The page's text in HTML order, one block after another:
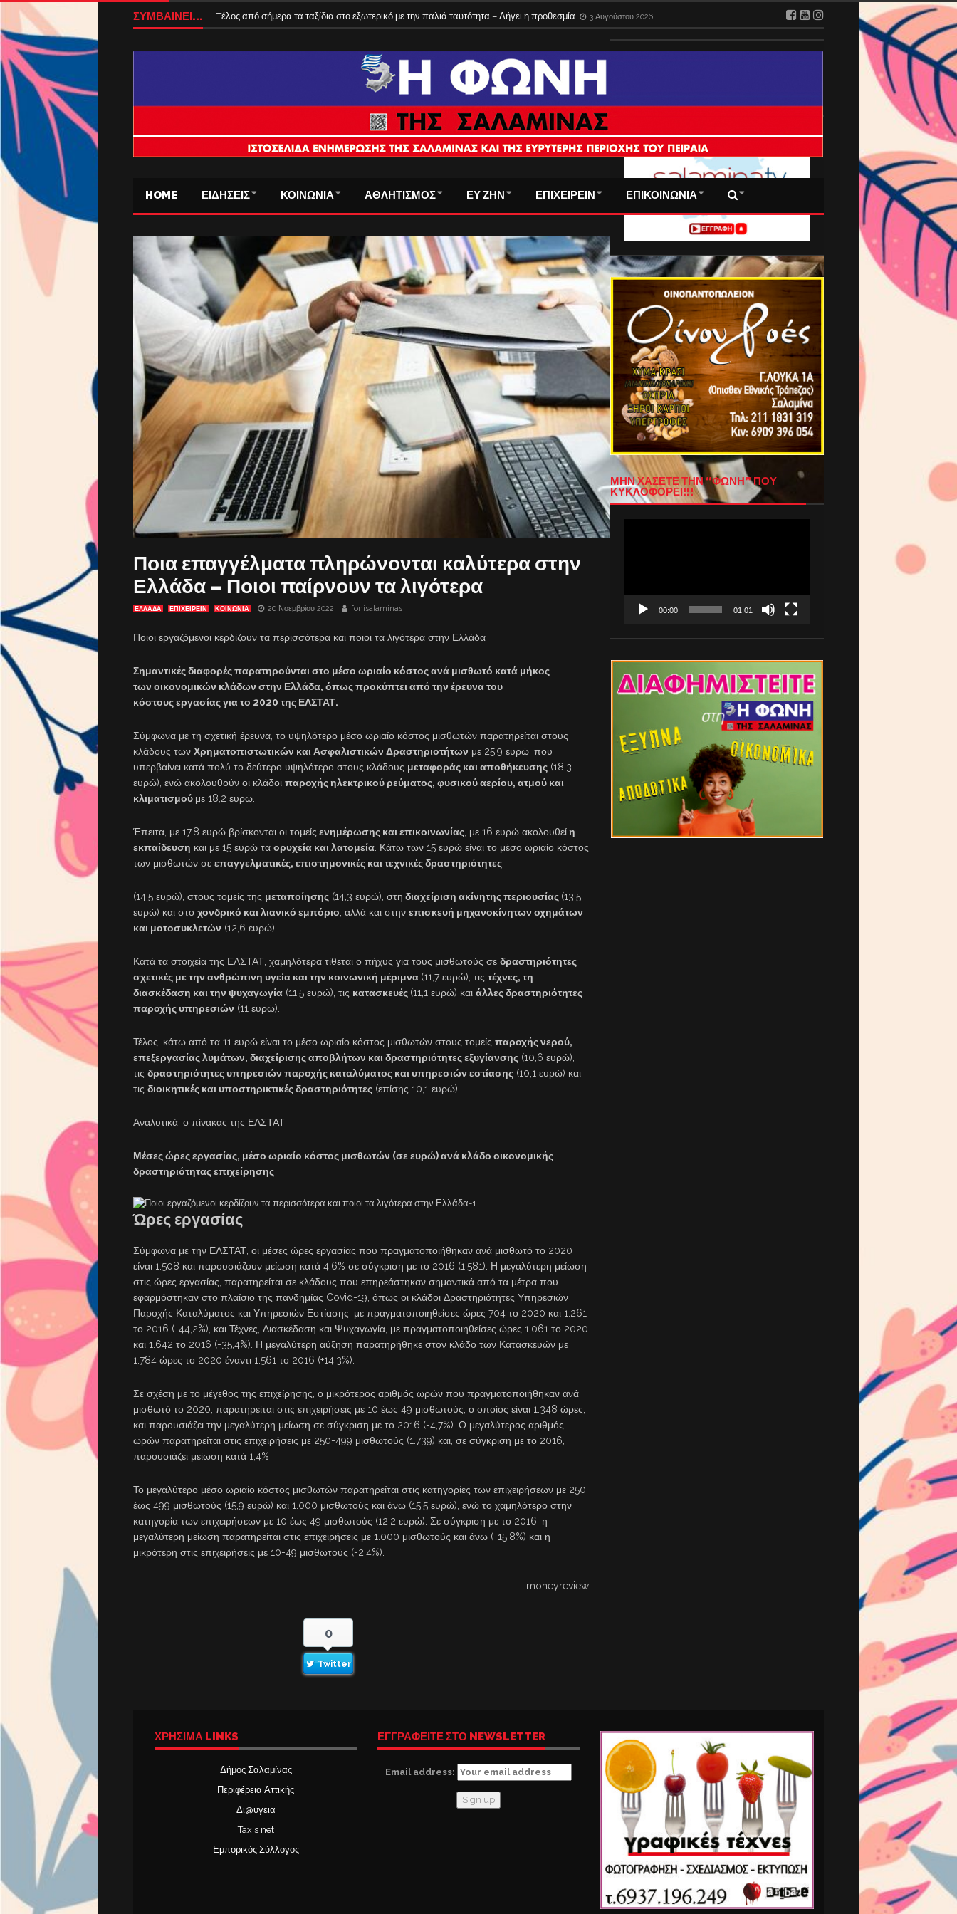
ΣΥΜΒΑΙΝΕΙ... Tέλος από σήμερα τα ταξίδια στο εξωτερικό με την παλιά ταυτότητα – Λήγει η προθεσμία 3 Αυγούστου 2026
HOME ΕΙΔΗΣΕΙΣ ΚΟΙΝΩΝΙΑ ΑΘΛΗΤΙΣΜΟΣ ΕΥ ΖΗΝ ΕΠΙΧΕΙΡΕΙΝ ΕΠΙΚΟΙΝΩΝΙΑ
Ποια επαγγέλματα πληρώνονται καλύτερα στην
Ελλάδα – Ποιοι παίρνουν τα λιγότερα
ΕΛΛΑΔΑ ΕΠΙΧΕΙΡΕΙΝ ΚΟΙΝΩΝΙΑ 20 Νοεμβρίου 2022 fonisalaminas
Ποιοι εργαζόμενοι κερδίζουν τα περισσότερα και ποιοι τα λιγότερα στην Ελλάδα
Σημαντικές διαφορές παρατηρούνται στο μέσο ωριαίο κόστος ανά μισθωτό κατά μήκος
των οικονομικών κλάδων στην Ελλάδα, όπως προκύπτει από την έρευνα του
κόστους εργασίας για το 2020 της ΕΛΣΤΑΤ.
Σύμφωνα με τη σχετική έρευνα, το υψηλότερο μέσο ωριαίο κόστος μισθωτών παρατηρείται στους
κλάδους των Χρηματοπιστωτικών και Ασφαλιστικών Δραστηριοτήτων με 25,9 ευρώ, που
υπερβαίνει κατά πολύ το δεύτερο υψηλότερο στους κλάδους μεταφοράς και αποθήκευσης (18,3
ευρώ), ενώ ακολουθούν οι κλάδοι παροχής ηλεκτρικού ρεύματος, φυσικού αερίου, ατμού και
κλιματισμού με 18,2 ευρώ.
Έπειτα, με 17,8 ευρώ βρίσκονται οι τομείς ενημέρωσης και επικοινωνίας, με 16 ευρώ ακολουθείη
εκπαίδευση και με 15 ευρώ τα ορυχεία και λατομεία. Κάτω των 15 ευρώ είναι το μέσο ωριαίο κόστος
των μισθωτών σε επαγγελματικές, επιστημονικές και τεχνικές δραστηριότητες
(14,5 ευρώ), στους τομείς της μεταποίησης (14,3 ευρώ), στη διαχείριση ακίνητης περιουσίας (13,5
ευρώ) και στο χονδρικό και λιανικό εμπόριο, αλλά και στην επισκευή μηχανοκίνητων οχημάτων
και μοτοσυκλετών (12,6 ευρώ).
Κατά τα στοιχεία της ΕΛΣΤΑΤ, χαμηλότερα τίθεται ο πήχυς για τους μισθωτούς σε δραστηριότητες
σχετικές με την ανθρώπινη υγεία και την κοινωνική μέριμνα (11,7 ευρώ), τις τέχνες, τη
διασκέδαση και την ψυχαγωγία (11,5 ευρώ), τις κατασκευές (11,1 ευρώ) και άλλες δραστηριότητες
παροχής υπηρεσιών (11 ευρώ).
Τέλος, κάτω από τα 11 ευρώ είναι το μέσο ωριαίο κόστος μισθωτών στους τομείς παροχής νερού,
επεξεργασίας λυμάτων, διαχείρισης αποβλήτων και δραστηριότητες εξυγίανσης (10,6 ευρώ),
τις δραστηριότητες υπηρεσιών παροχής καταλύματος και υπηρεσιών εστίασης (10,1 ευρώ) και
τις διοικητικές και υποστηρικτικές δραστηριότητες (επίσης 10,1 ευρώ).
Αναλυτικά, ο πίνακας της ΕΛΣΤΑΤ:
Μέσες ώρες εργασίας, μέσο ωριαίο κόστος μισθωτών (σε ευρώ) ανά κλάδο οικονομικής
δραστηριότητας επιχείρησης
Ώρες εργασίας
Σύμφωνα με την ΕΛΣΤΑΤ, οι μέσες ώρες εργασίας που πραγματοποιήθηκαν ανά μισθωτό το 2020
είναι 1.508 και παρουσιάζουν μείωση κατά 4,6% σε σύγκριση με το 2016 (1.581). Η μεγαλύτερη μείωση
στις ώρες εργασίας, παρατηρείται σε κλάδους που επηρεάστηκαν σημαντικά από τα μέτρα που
εφαρμόστηκαν στο πλαίσιο της πανδημίας Covid-19, όπως οι κλάδοι Δραστηριότητες Υπηρεσιών
Παροχής Καταλύματος και Υπηρεσιών Εστίασης, με πραγματοποιηθείσες ώρες 704 το 2020 και 1.261
το 2016 (-44,2%), και Τέχνες, Διασκέδαση και Ψυχαγωγία, με πραγματοποιηθείσες ώρες 1.061 το 2020
και 1.642 το 2016 (-35,4%). Η μεγαλύτερη αύξηση παρατηρήθηκε στον κλάδο των Κατασκευών με
1.784 ώρες το 2020 έναντι 1.561 το 2016 (+14,3%).
Σε σχέση με το μέγεθος της επιχείρησης, ο μικρότερος αριθμός ωρών που πραγματοποιήθηκαν ανά
μισθωτό το 2020, παρατηρείται στις επιχειρήσεις με 10 έως 49 μισθωτούς, ο οποίος είναι 1.348 ώρες,
και παρουσιάζει την μεγαλύτερη μείωση σε σύγκριση με το 2016 (-4,7%). Ο μεγαλύτερος αριθμός
ωρών παρατηρείται στις επιχειρήσεις με 250-499 μισθωτούς (1.739) και, σε σύγκριση με το 2016,
παρουσιάζει μείωση κατά 1,4%
Το μεγαλύτερο μέσο ωριαίο κόστος μισθωτών παρατηρείται στις κατηγορίες των επιχειρήσεων με 250
έως 499 μισθωτούς (15,9 ευρώ) και 1.000 μισθωτούς και άνω (15,5 ευρώ), ενώ το χαμηλότερο στην
κατηγορία των επιχειρήσεων με 10 έως 49 μισθωτούς (12,2 ευρώ). Σε σύγκριση με το 2016, η
μεγαλύτερη μείωση παρατηρείται στις επιχειρήσεις με 1.000 μισθωτούς και άνω (-15,8%) και η
μικρότερη στις επιχειρήσεις με 10-49 μισθωτούς (-2,4%).
moneyreview
0
Twitter
ΜΗΝ ΧΑΣΕΤΕ ΤΗΝ “ΦΩΝΗ” ΠΟΥ
ΚΥΚΛΟΦΟΡΕΙ!!!
00:00 01:01
ΧΡΉΣΙΜΑ LINKS
Δήμος Σαλαμίνας
Περιφέρεια Αττικής
Δι@υγεια
Taxis net
Εμπορικός Σύλλογος
ΕΓΓΡΑΦΕΙΤΕ ΣΤΟ NEWSLETTER
Email address: